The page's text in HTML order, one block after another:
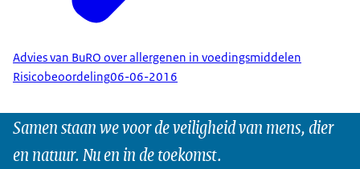
Advies van BuRO over allergenen in voedingsmiddelen
Risicobeoordeling06-06-2016
Samen staan we voor de veiligheid van mens, dier
en natuur. Nu en in de toekomst.